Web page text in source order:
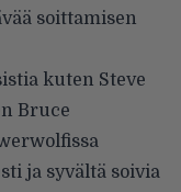
soittamisen
kuten Steve
Bruce
ja syvältä soivia